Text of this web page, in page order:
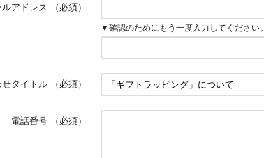
ルアドレス （必須）
▼確認のためにもう一度入力してください。
タイトル （必須）
電話番号 （必須）